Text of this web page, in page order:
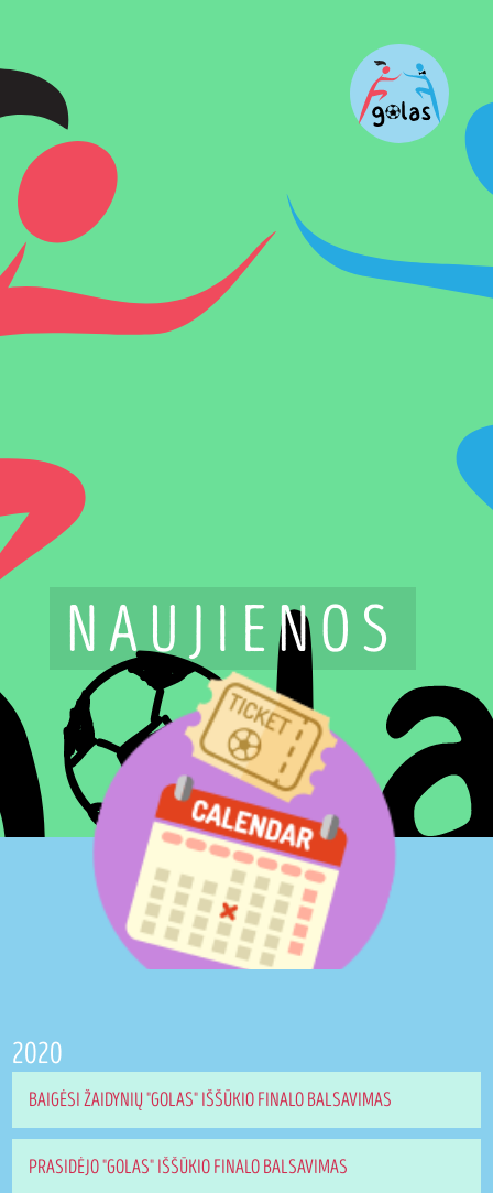
NAUJIENOS
2020
BAIGĖSI ŽAIDYNIŲ "GOLAS" IŠŠŪKIO FINALO BALSAVIMAS
PRASIDĖJO "GOLAS" IŠŠŪKIO FINALO BALSAVIMAS